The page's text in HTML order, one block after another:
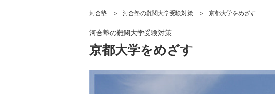
河合塾 河合塾の難関大学受験対策 京都大学をめざす
京都大学をめざす
河合塾の難関大学受験対策